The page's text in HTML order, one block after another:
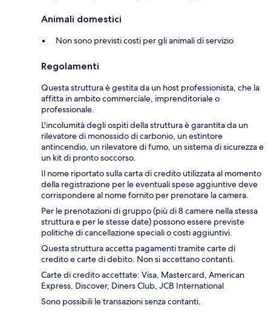
Animali domestici
Non sono previsti costi per gli animali di servizio
Regolamenti
Questa struttura è gestita da un host professionista, che la
affitta in ambito commerciale, imprenditoriale o
professionale.
L'incolumità degli ospiti della struttura è garantita da un
rilevatore di monossido di carbonio, un estintore
antincendio, un rilevatore di fumo, un sistema di sicurezza e
un kit di pronto soccorso.
Il nome riportato sulla carta di credito utilizzata al momento
della registrazione per le eventuali spese aggiuntive deve
corrispondere al nome fornito per prenotare la camera.
Per le prenotazioni di gruppo (più di 8 camere nella stessa
struttura e per le stesse date) possono essere previste
politiche di cancellazione speciali o costi aggiuntivi.
Questa struttura accetta pagamenti tramite carte di
credito e carte di debito. Non si accettano contanti.
Carte di credito accettate: Visa, Mastercard, American
Express, Discover, Diners Club, JCB International
Sono possibili le transazioni senza contanti.